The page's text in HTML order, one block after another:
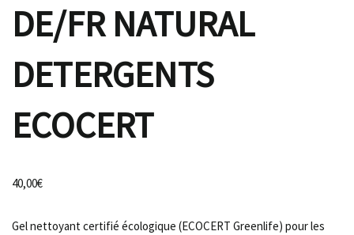
DE/FR NATURAL
DETERGENTS
ECOCERT
40,00€
Gel nettoyant certifié écologique (ECOCERT Greenlife) pour les